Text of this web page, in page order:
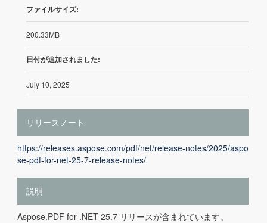
ファイルサイズ:
200.33MB
日付が追加されました:
July 10, 2025
リリースノート
https://releases.aspose.com/pdf/net/release-notes/2025/aspo
se-pdf-for-net-25-7-release-notes/
説明
Aspose.PDF for .NET 25.7 リリースが含まれています。